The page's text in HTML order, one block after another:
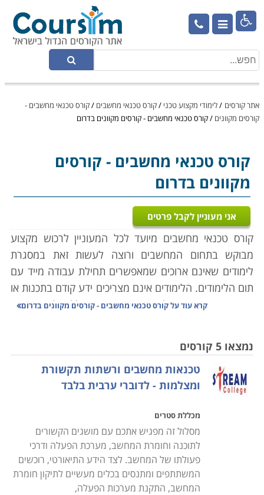

אתר קורסים /לימודי מקצוע טכני /קורס טכנאי מחשבים /קורס טכנאי מחשבים -
קורסים מקוונים /קורס טכנאי מחשבים - קורסים מקוונים בדרום
קורס טכנאי מחשבים - קורסים
מקוונים בדרום
אני מעוניין לקבל פרטים
קורס טכנאי מחשבים מיועד לכל המעוניין לרכוש מקצוע
מבוקש בתחום המחשבים ורוצה לעשות זאת במסגרת
לימודים שאינם ארוכים שמאפשרים תחילת עבודה מייד עם
תום הלימודים. הלימודים אינם מצריכים ידע קודם בתכנות או
בתחומים אחרים מעולם המחשבים, והם כוללים לימוד האופן
במערכות קיימות. במסגרת הלימודים מוצעים הקורסים
הבאים:
כוללים היכרות מעמיקה עם מבנה המחשב, סוגי מחשבים,
ציוד משלים, מערכות הפעלה, תחזוקה שוטפת, התקנה של
תוכנות וחומרות שונות, רשתות תקשורת, שדרוג תוכנות
וגרסאות, טיפול בתקלות ובכשלים מערכתיים ונושאים רבים
אחרים. הלימודים מתבצעים בדרך כלל במכללות מקצועיות
קרא עוד עלקורס טכנאי מחשבים - קורסים מקוונים בדרום
נמצאו 5 קורסים
טכנאות מחשבים ורשתות תקשורת
ומצלמות - לדוברי ערבית בלבד
מכללת סטרים
מסלול זה מפגיש אתכם עם מושגים הקשורים
לתוכנה וחומרת המחשב, מערכת הפעלה ודרכי
פעולתו של המחשב. לצד הידע התיאורטי, רוכשים
המשתתפים ומתנסים בכלים מעשיים לתיקון חומרת
המחשב, התקנת מערכות הפעלה,